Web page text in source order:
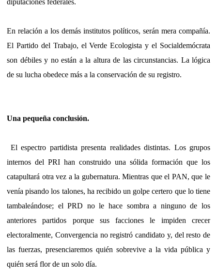
diputaciones federales.
En relación a los demás institutos políticos, serán mera compañía.
El Partido del Trabajo, el Verde Ecologista y el Socialdemócrata
son débiles y no están a la altura de las circunstancias. La lógica
de su lucha obedece más a la conservación de su registro.
Una pequeña conclusión.
El espectro partidista presenta realidades distintas. Los grupos
internos del PRI han construido una sólida formación que los
catapultará otra vez a la gubernatura. Mientras que el PAN, que le
venía pisando los talones, ha recibido un golpe certero que lo tiene
tambaleándose; el PRD no le hace sombra a ninguno de los
anteriores partidos porque sus facciones le impiden crecer
electoralmente, Convergencia no registró candidato y, del resto de
las fuerzas, presenciaremos quién sobrevive a la vida pública y
quién será flor de un solo día.